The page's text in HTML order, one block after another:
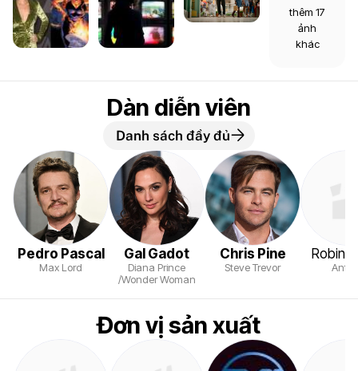
thêm 17
ảnh
khác
Dàn diễn viên
Danh sách đầy đủ
Pedro Pascal
Max Lord
Gal Gadot
Diana Prince
/Wonder Woman
Chris Pine
Steve Trevor
Robin
Đơn vị sản xuất